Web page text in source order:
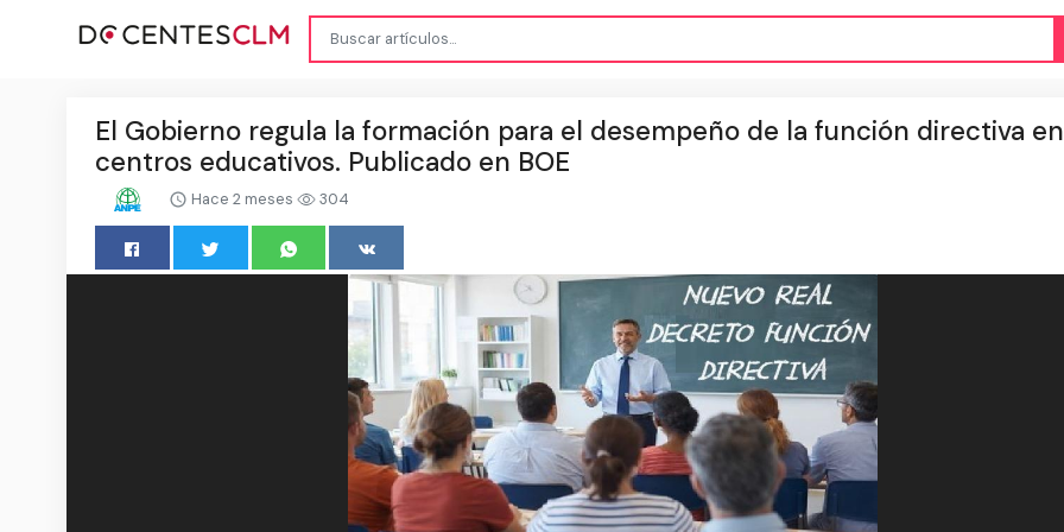
El Gobierno regula la formación para el desempeño de la función directiva
centros educativos. Publicado en BOE
Hace 2 meses 304